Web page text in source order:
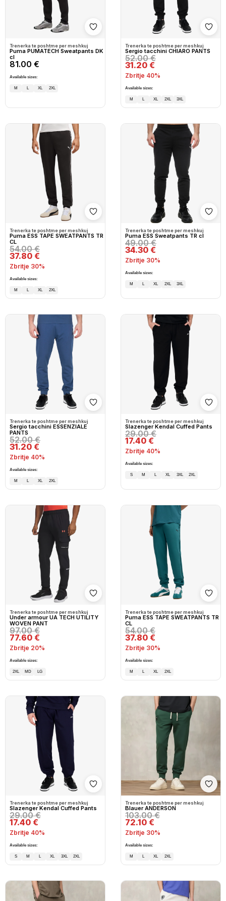
Shto në wishlist
Trenerka te poshtme per meshkuj
Puma PUMATECH Sweatpants DK
cl
81.00 €
Available sizes:
M L XL 2XL
Trenerka te poshtme per meshkuj
Sergio tacchini CHIARO PANTS
52.00 €
31.20 €
Zbritje 40%
Available sizes:
M L XL 2XL 3XL
Shto në wishlist
Trenerka te poshtme per meshkuj
Puma ESS TAPE SWEATPANTS TR
CL
54.00 €
37.80 €
Zbritje 30%
Available sizes:
M L XL 2XL
Trenerka te poshtme per meshkuj
Puma ESS Sweatpants TR cl
49.00 €
34.30 €
Zbritje 30%
Available sizes:
M L XL 2XL 3XL
Shto në wishlist
Trenerka te poshtme per meshkuj
Sergio tacchini ESSENZIALE
PANTS
52.00 €
31.20 €
Zbritje 40%
Available sizes:
M L XL 2XL
Trenerka te poshtme per meshkuj
Slazenger Kendal Cuffed Pants
29.00 €
17.40 €
Zbritje 40%
Available sizes:
S M L XL 3XL 2XL
Shto në wishlist
Trenerka te poshtme per meshkuj
Under armour UA TECH UTILITY
WOVEN PANT
97.00 €
77.60 €
Zbritje 20%
Available sizes:
2XL MD LG
Trenerka te poshtme per meshkuj
Puma ESS TAPE SWEATPANTS TR
CL
54.00 €
37.80 €
Zbritje 30%
Available sizes:
M L XL 2XL
Shto në wishlist
Trenerka te poshtme per meshkuj
Slazenger Kendal Cuffed Pants
29.00 €
17.40 €
Zbritje 40%
Available sizes:
S M L XL 3XL 2XL
Trenerka te poshtme per meshkuj
Blauer ANDERSON
103.00 €
72.10 €
Zbritje 30%
Available sizes:
M L XL 2XL